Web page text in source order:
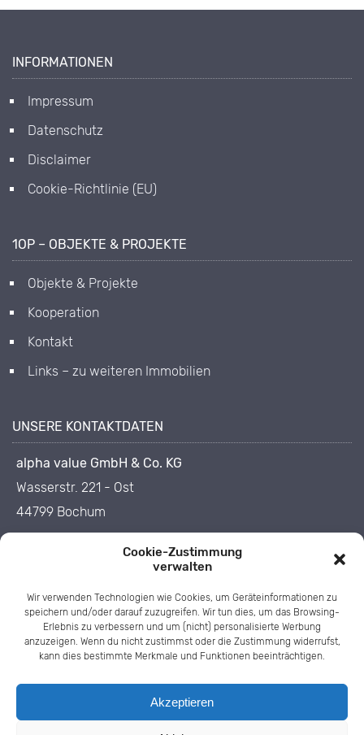
Cookie-Zustimmung
verwalten
Wir verwenden Technologien wie Cookies, um Geräteinformationen zu
speichern und/oder darauf zuzugreifen. Wir tun dies, um das Browsing-
Erlebnis zu verbessern und um (nicht) personalisierte Werbung
anzuzeigen. Wenn du nicht zustimmst oder die Zustimmung widerrufst,
kann dies bestimmte Merkmale und Funktionen beeinträchtigen.
Akzeptieren
INFORMATIONEN
Impressum
Datenschutz
Disclaimer
Cookie-Richtlinie (EU)
1OP – OBJEKTE & PROJEKTE
Objekte & Projekte
Kooperation
Kontakt
Links – zu weiteren Immobilien
UNSERE KONTAKTDATEN
alpha value GmbH & Co. KG
Wasserstr. 221 - Ost
44799 Bochum
0234 - 33 85 40
info@1op.de